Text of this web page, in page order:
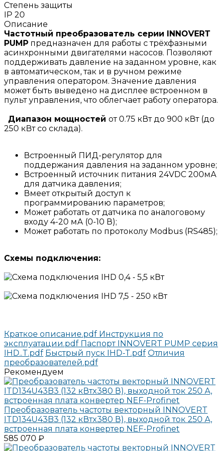
Степень защиты
IP 20
Описание
Частотный преобразователь серии INNOVERT
PUMP предназначен для работы с трёхфазными
асинхронными двигателями насосов. Позволяют
поддерживать давление на заданном уровне, как
в автоматическом, так и в ручном режиме
управления оператором. Значение давления
может быть выведено на дисплее встроенном в
пульт управления, что облегчает работу оператора.
Диапазон мощностей от 0.75 кВт до 900 кВт (до
250 кВт со склада).
Встроенный ПИД-регулятор для
поддержания давления на заданном уровне;
Встроенный источник питания 24VDC 200мА
для датчика давления;
Вмеет открытый доступ к
программированию параметров;
Может работать от датчика по аналоговому
входу 4-20 мА (0-10 В);
Может работать по протоколу Modbus (RS485);
Схемы подключения:
Краткое описание.pdf Инструкция по
эксплуатации.pdf Паспорт INNOVERT PUMP серия
IHD..T.pdf Быстрый пуск IHD-T.pdf Отличия
преобразователей.pdf
Рекомендуем
Преобразователь частоты векторный INNOVERT
ITD134U43B3 (132 кВтx380 В), выходной ток 250 А,
встроенная плата конвертер NEF-Profinet
585 070 ₽